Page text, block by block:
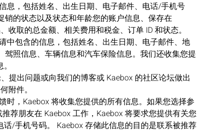
息，包括姓名、出生日期、电子邮件、电话/手机号
的状态以及状态和年龄您的账户信息、保存在
取的总金额、相关费用和税金、订单 ID 和状态。
中包含的信息，包括姓名、出生日期、电子邮件、地
照信息、车辆信息和汽车保险信息。我们还收集您提
提出问题或向我们的博客或 Kaebox 的社区论坛做出
附件。
，Kaebox 将收集您提供的所有信息。如果您选择参
荐朋友在 Kaebox 工作，Kaebox 将要求您提供有关您
/手机号码。 Kaebox 存储此信息的目的是联系被推荐